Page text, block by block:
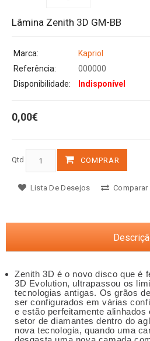
Lâmina Zenith 3D GM-BB
Marca:
Kapriol
Referência:
000000
Disponibilidade:
Indisponível
0,00€
Qtd COMPRAR
Lista De Desejos Comparar
Zenith 3D é o novo disco que é
3D Evolution, ultrapassou os
tecnologias antigas. Os grãos
ser configurados em várias
e estão perfeitamente alinhados
setor de diamantes dentro do
nova tecnologia, quando uma